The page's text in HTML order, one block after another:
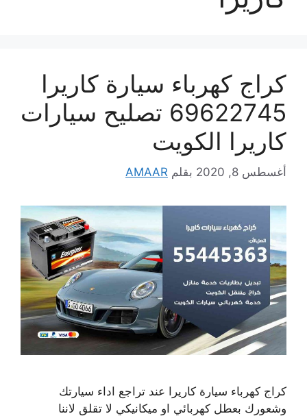
كراج كهرباء سيارة كاريرا
69622745 تصليح سيارات
كاريرا الكويت
أغسطس 8, 2020 بقلم AMAAR
كراج كهرباء سيارة كاريرا عند تراجع اداء سيارتك
وشعورك بعطل كهربائي او ميكانيكي لا تقلق لاننا